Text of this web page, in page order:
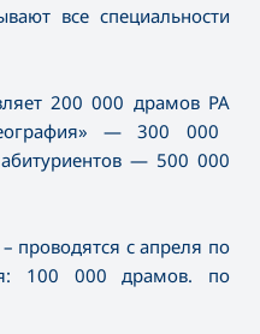
все специальности
200 000 драмов РА
— 300 000
— 500 000
– проводятся с апреля по
100 000 драмов. по